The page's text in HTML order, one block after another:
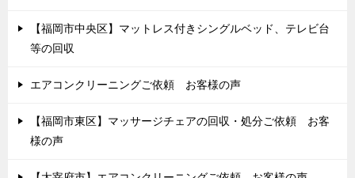
【福岡市中央区】マットレス付きシングルベッド、テレビ台
等の回収
エアコンクリーニングご依頼 お客様の声
【福岡市東区】マッサージチェアの回収・処分ご依頼 お客
様の声